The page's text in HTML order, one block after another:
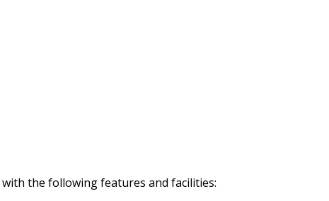
the following features and facilities: